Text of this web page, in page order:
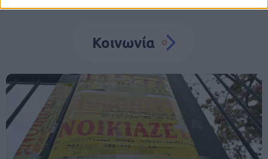
Κοινωνία